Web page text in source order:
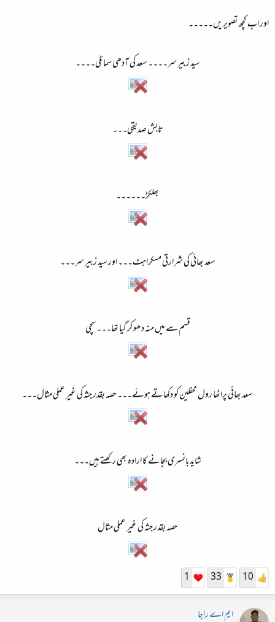
اور اب کچھ تصویریں۔۔۔۔۔
سید زبیر سر۔۔۔۔ سعد کی آدھی سمائلی۔۔۔۔
تابش صدیقی۔۔۔
بھلکڑ۔۔۔۔۔۔
سعد بھائی کی شرارتی مسکراہٹ۔۔۔ اور سید زبیر سر۔۔۔
قسم سے میں منہ دھو کر گیا تھا۔۔۔ سچی
سعد بھائی پراٹھا رول محفلین کو دکھاتے ہوئے۔۔۔ حصہ بقدر جثہ کی غیر عملی مثال۔۔۔
شاید بانسری بجانے کا ارادہ بھی رکھتے ہیں۔۔۔
حصہ بقدر جثہ کی غیر عملی مثال
10
33
1
ایم اے راجا